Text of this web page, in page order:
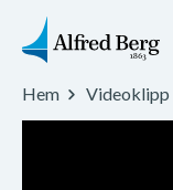
Hem Videoklipp